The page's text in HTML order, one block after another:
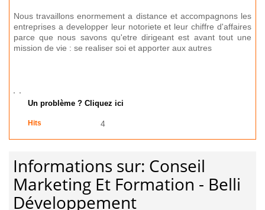
Nous travaillons enormement a distance et accompagnons les
entreprises a developper leur notoriete et leur chiffre d'affaires
parce que nous savons qu'etre dirigeant est avant tout une
mission de vie : se realiser soi et apporter aux autres
Un problème ? Cliquez ici
Hits 4
Informations sur: Conseil
Marketing Et Formation - Belli
Développement